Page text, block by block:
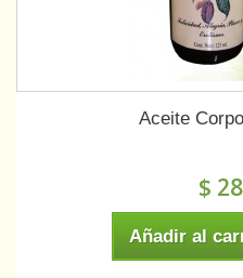
Aceite
$
Añadir al